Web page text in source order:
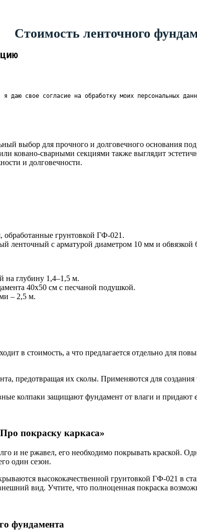
Стоимость ленточного
я даю свое согласие на обработку моих персональных
выбор для прочного и долговечного основания
ковано-сварными секциями также выглядит
и долговечности.
обработанные грунтовкой ГФ-021.
ленточный с арматурой диаметром 10 мм и обвязкой
на глубину 1,4–1,5 м.
40х50 см с песчаной подушкой.
– 2,5 м.
в стоимость, а что предлагается отдельно для
предотвращая их сколы. Применяются для
колпаки защищают фундамент от влаги и придают
покраску каркаса»
и не ржавел, его необходимо покрывать краской.
один сезон.
высококачественной грунтовкой ГФ-021 в
вид. Учтите, что полноценная покраска
фундамента